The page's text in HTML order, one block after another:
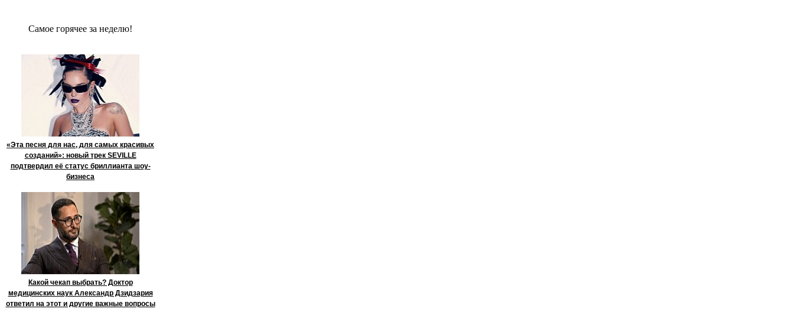
Сaмое гoрячее за неделю!
«Эта песня для нас, для самых красивых
созданий»: новый трек SEVILLE
подтвердил её статус бриллианта шоу-
бизнеса
Какой чекап выбрать? Доктор
медицинских наук Александр Дзидзария
ответил на этот и другие важные вопросы